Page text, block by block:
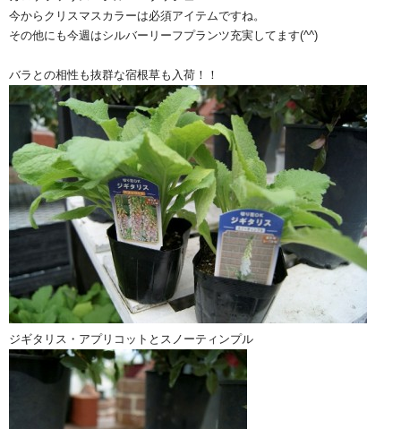
今からクリスマスカラーは必須アイテムですね。
その他にも今週はシルバーリーフプランツ充実してます(^^)
バラとの相性も抜群な宿根草も入荷！！
ジギタリス・アプリコットとスノーティンプル